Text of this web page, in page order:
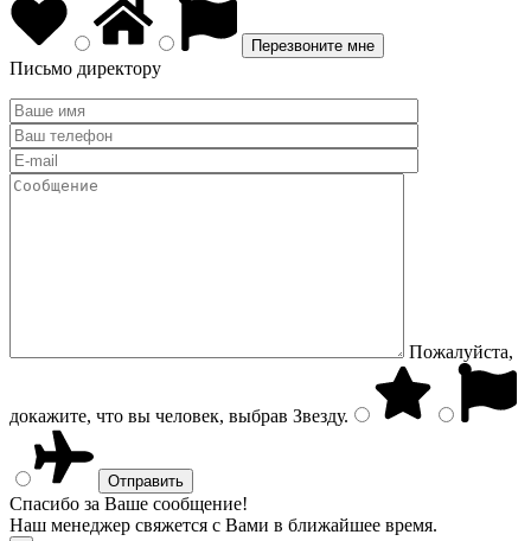
Письмо директору
Пожалуйста,
докажите, что вы человек, выбрав Звезду.
Спасибо за Ваше сообщение!
Наш менеджер свяжется с Вами в ближайшее время.